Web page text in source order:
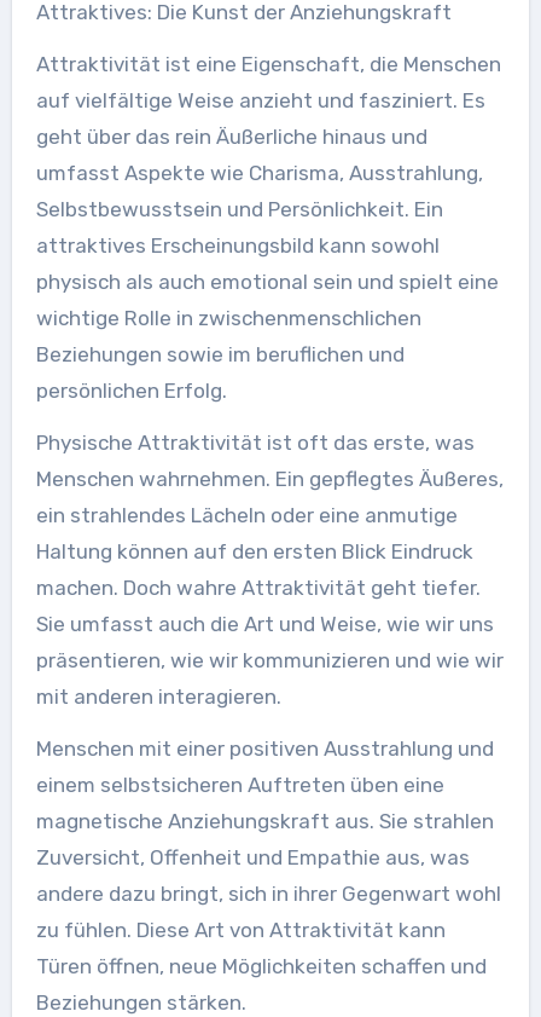
Attraktives: Die Kunst der Anziehungskraft
Attraktivität ist eine Eigenschaft, die Menschen
auf vielfältige Weise anzieht und fasziniert. Es
geht über das rein Äußerliche hinaus und
umfasst Aspekte wie Charisma, Ausstrahlung,
Selbstbewusstsein und Persönlichkeit. Ein
attraktives Erscheinungsbild kann sowohl
physisch als auch emotional sein und spielt eine
wichtige Rolle in zwischenmenschlichen
Beziehungen sowie im beruflichen und
persönlichen Erfolg.
Physische Attraktivität ist oft das erste, was
Menschen wahrnehmen. Ein gepflegtes Äußeres,
ein strahlendes Lächeln oder eine anmutige
Haltung können auf den ersten Blick Eindruck
machen. Doch wahre Attraktivität geht tiefer.
Sie umfasst auch die Art und Weise, wie wir uns
präsentieren, wie wir kommunizieren und wie wir
mit anderen interagieren.
Menschen mit einer positiven Ausstrahlung und
einem selbstsicheren Auftreten üben eine
magnetische Anziehungskraft aus. Sie strahlen
Zuversicht, Offenheit und Empathie aus, was
andere dazu bringt, sich in ihrer Gegenwart wohl
zu fühlen. Diese Art von Attraktivität kann
Türen öffnen, neue Möglichkeiten schaffen und
Beziehungen stärken.